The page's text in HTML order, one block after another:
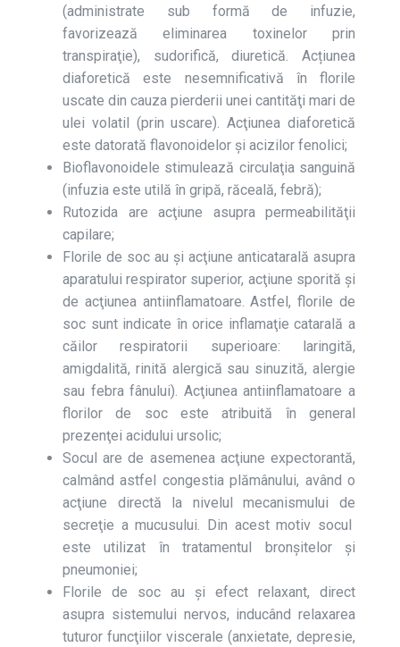
(administrate sub formă de infuzie,
favorizează eliminarea toxinelor prin
transpiraţie), sudorifică, diuretică. Acțiunea
diaforetică este nesemnificativă în florile
uscate din cauza pierderii unei cantităţi mari de
ulei volatil (prin uscare). Acţiunea diaforetică
este datorată flavonoidelor şi acizilor fenolici;
Bioflavonoidele stimulează circulaţia sanguină
(infuzia este utilă în gripă, răceală, febră);
Rutozida are acţiune asupra permeabilităţii
capilare;
Florile de soc au și acţiune anticatarală asupra
aparatului respirator superior, acţiune sporită și
de acţiunea antiinflamatoare. Astfel, florile de
soc sunt indicate în orice inflamaţie catarală a
căilor respiratorii superioare: laringită,
amigdalită, rinită alergică sau sinuzită, alergie
sau febra fânului). Acţiunea antiinflamatoare a
florilor de soc este atribuită în general
prezenţei acidului ursolic;
Socul are de asemenea acţiune expectorantă,
calmând astfel congestia plămânului, având o
acţiune directă la nivelul mecanismului de
secreţie a mucusului. Din acest motiv socul
este utilizat în tratamentul bronşitelor şi
pneumoniei;
Florile de soc au și efect relaxant, direct
asupra sistemului nervos, inducând relaxarea
tuturor funcţiilor viscerale (anxietate, depresie,